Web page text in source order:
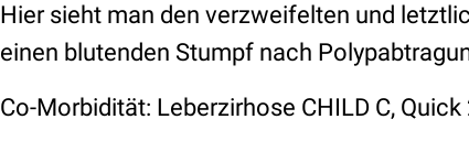
Hier sieht man den verzweifelten und
einen blutenden Stumpf nach
Co-Morbidität: Leberzirhose CHILD C, Quick